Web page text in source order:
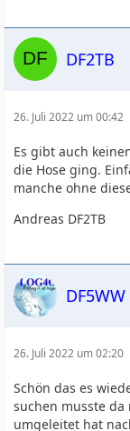
DF2TB
26. Juli 2022 um 00:42
Es gibt auch
die Hose ging.
manche ohne
Andreas DF2TB
DF5WW
26. Juli 2022 um 02:20
Schön das es
suchen musste da
umgeleitet hat